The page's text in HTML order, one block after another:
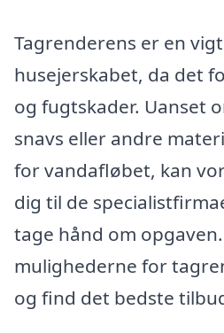
Tagrenderens er en
husejerskabet, da det
og fugtskader. Uanset
snavs eller andre
for vandafløbet, kan
dig til de
tage hånd om
mulighederne for
og find det bedste